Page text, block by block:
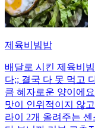
제육비빔밥
배달로 시킨 제육비
다;; 결국 다 못 먹고
큼 혜자로운 양이에
맛이 인위적이지 않
라이 2개 올려주는